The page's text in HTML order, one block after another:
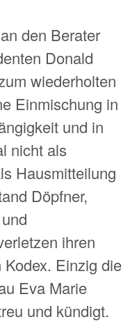
den Berater
Donald
wiederholten
Einmischung in
und in
nicht als
Hausmitteilung
Döpfner,
ihren
Einzig die
Eva Marie
und kündigt.